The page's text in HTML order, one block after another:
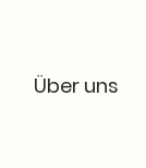
Über uns